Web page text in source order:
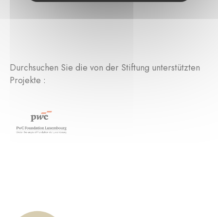
Durchsuchen Sie die von der Stiftung unterstützten
Projekte :